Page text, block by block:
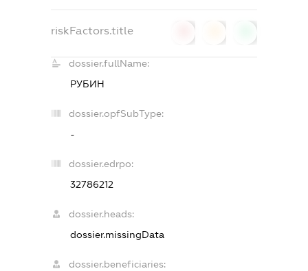
riskFactors.title
dossier.fullName:
РУБИН
dossier.opfSubType:
-
dossier.edrpo:
32786212
dossier.heads:
dossier.missingData
dossier.beneficiaries: